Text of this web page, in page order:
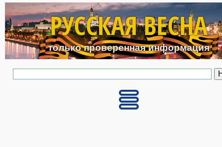
Перейти к основному
РУССКАЯ ВЕСНА
только проверенная информация